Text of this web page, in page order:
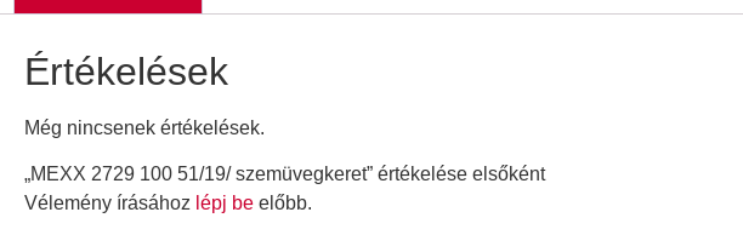
Értékelések
Még nincsenek értékelések.
„MEXX 2729 100 51/19/ szemüvegkeret” értékelése elsőként
Vélemény írásához lépj be előbb.